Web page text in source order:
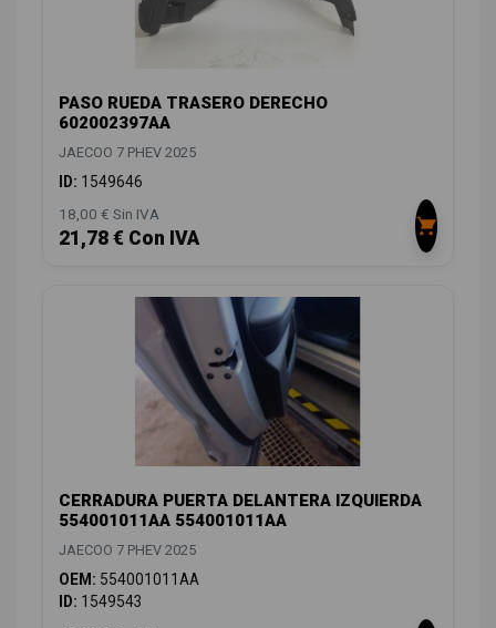
PASO RUEDA TRASERO DERECHO
602002397AA
JAECOO 7 PHEV 2025
ID: 1549646
18,00 € Sin IVA
21,78 € Con IVA
CERRADURA PUERTA DELANTERA IZQUIERDA
554001011AA 554001011AA
JAECOO 7 PHEV 2025
OEM: 554001011AA
ID: 1549543